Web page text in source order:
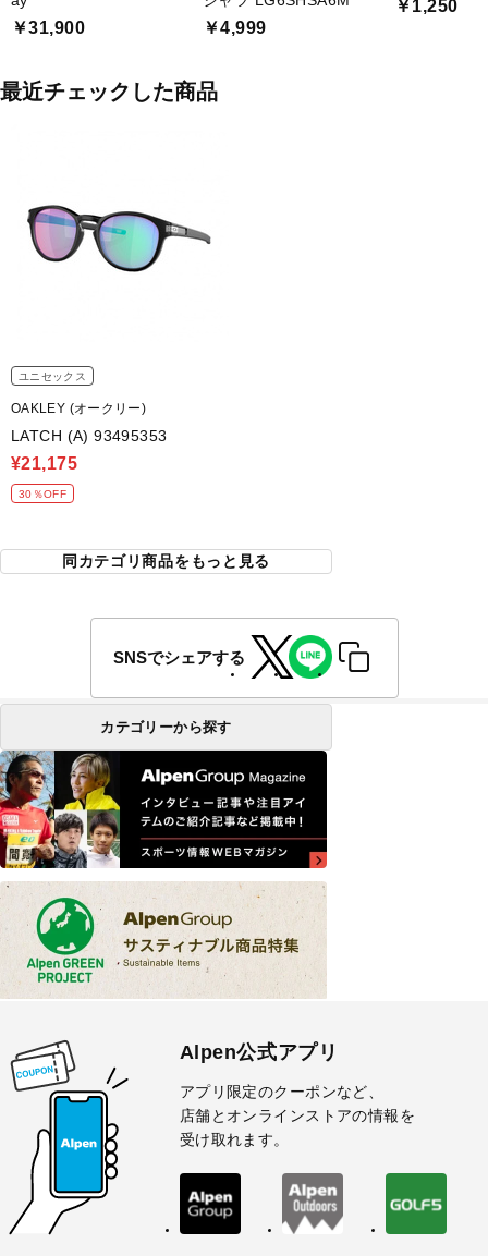
￥31,900 ￥4,999
￥1,250
最近チェックした商品
ユニセックス
OAKLEY (オークリー)
LATCH (A) 93495353
¥21,175
30％OFF
同カテゴリ商品をもっと見る
SNSでシェアする
カテゴリーから探す
Alpen公式アプリ
アプリ限定のクーポンなど、
店舗とオンラインストアの情報を
受け取れます。